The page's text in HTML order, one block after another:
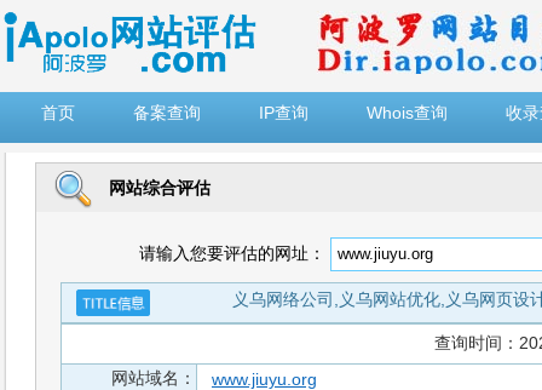
首页
备案查询 IP查询 Whois查询 收
网站综合评估
请输入您要评估的网址：
义乌网络公司,义乌网站优化,义乌网页设
查询时间：
网站域名：
www.jiuyu.org